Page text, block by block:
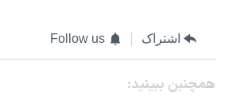
اشتراک Follow us
همچنبن ببینید: